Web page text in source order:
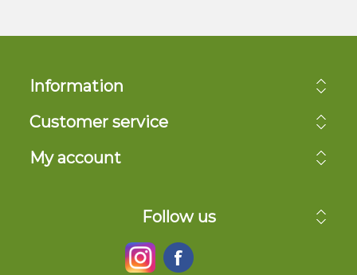
Information
Customer service
My account
Follow us